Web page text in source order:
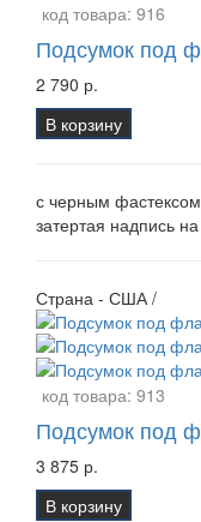
код товара: 916
Подсумок под
2 790 р.
В корзину
с черным
затертая надпись
Страна - США /
код товара: 913
Подсумок под
3 875 р.
В корзину